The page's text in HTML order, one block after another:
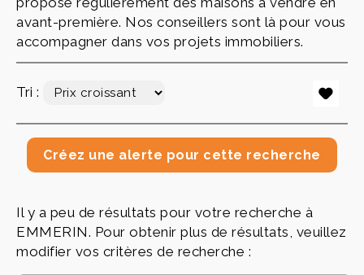
avant-première. Nos conseillers sont là pour vous
accompagner dans vos projets immobiliers.
Tri :
Il y a peu de résultats pour votre recherche à
EMMERIN. Pour obtenir plus de résultats, veuillez
modifier vos critères de recherche :